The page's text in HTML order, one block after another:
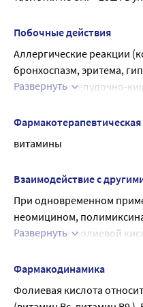
Побочные действия
Аллергические реакции
бронхоспазм, эритема,
со стороны желудочно-
Развернуть
Фармакотерапевтическая
витамины
Взаимодействие с
При одновременном
неомицином,
всасывание фолиевой
препараты (в т.ч.
в фолиевой кислоте.
Развернуть
Фармакодинамика
Фолиевая кислота